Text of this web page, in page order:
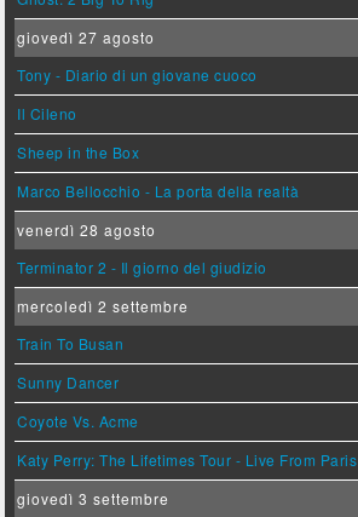
giovedì 27 agosto
Tony - Diario di un giovane cuoco
Il Cileno
Sheep in the Box
Marco Bellocchio - La porta della realtà
venerdì 28 agosto
Terminator 2 - Il giorno del giudizio
mercoledì 2 settembre
Train To Busan
Sunny Dancer
Coyote Vs. Acme
Katy Perry: The Lifetimes Tour - Live From Paris
giovedì 3 settembre